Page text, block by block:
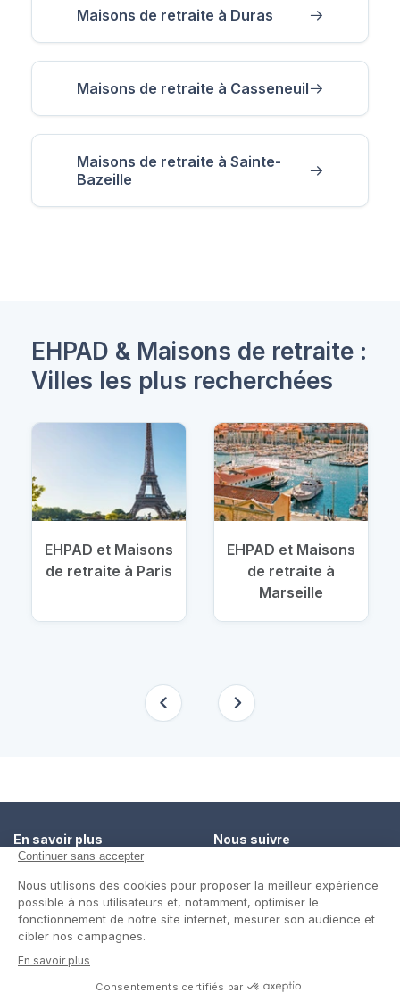
Maisons de retraite à Duras
Maisons de retraite à Casseneuil
Maisons de retraite à Sainte-
Bazeille
EHPAD & Maisons de retraite :
Villes les plus recherchées
EHPAD et Maisons
de retraite à Paris
EHPAD et Maisons
de retraite à
Marseille
En savoir plus
Un service de confiance
Contact
Nous suivre
Twitter
Blog